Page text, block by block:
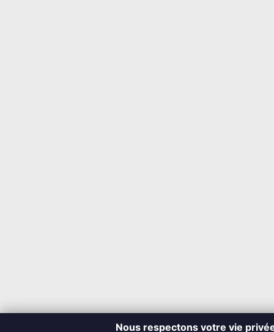
Nous respectons votre vie